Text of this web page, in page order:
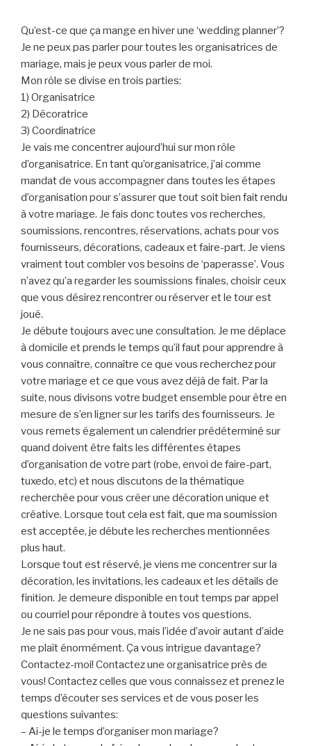
Qu’est-ce que ça mange en hiver une ‘wedding planner’?
Je ne peux pas parler pour toutes les organisatrices de
mariage, mais je peux vous parler de moi.
Mon rôle se divise en trois parties:
1) Organisatrice
2) Décoratrice
3) Coordinatrice
Je vais me concentrer aujourd’hui sur mon rôle
d’organisatrice. En tant qu’organisatrice, j’ai comme
mandat de vous accompagner dans toutes les étapes
d’organisation pour s’assurer que tout soit bien fait rendu
à votre mariage. Je fais donc toutes vos recherches,
soumissions, rencontres, réservations, achats pour vos
fournisseurs, décorations, cadeaux et faire-part. Je viens
vraiment tout combler vos besoins de ‘paperasse’. Vous
n’avez qu’a regarder les soumissions finales, choisir ceux
que vous désirez rencontrer ou réserver et le tour est
joué.
Je débute toujours avec une consultation. Je me déplace
à domicile et prends le temps qu’il faut pour apprendre à
vous connaître, connaître ce que vous recherchez pour
votre mariage et ce que vous avez déjà de fait. Par la
suite, nous divisons votre budget ensemble pour être en
mesure de s’en ligner sur les tarifs des fournisseurs. Je
vous remets également un calendrier prédéterminé sur
quand doivent être faits les différentes étapes
d’organisation de votre part (robe, envoi de faire-part,
tuxedo, etc) et nous discutons de la thématique
recherchée pour vous créer une décoration unique et
créative. Lorsque tout cela est fait, que ma soumission
est acceptée, je débute les recherches mentionnées
plus haut.
Lorsque tout est réservé, je viens me concentrer sur la
décoration, les invitations, les cadeaux et les détails de
finition. Je demeure disponible en tout temps par appel
ou courriel pour répondre à toutes vos questions.
Je ne sais pas pour vous, mais l’idée d’avoir autant d’aide
me plaît énormément. Ça vous intrigue davantage?
Contactez-moi! Contactez une organisatrice près de
vous! Contactez celles que vous connaissez et prenez le
temps d’écouter ses services et de vous poser les
questions suivantes:
– Ai-je le temps d’organiser mon mariage?